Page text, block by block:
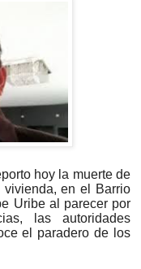
hoy la muerte de
en el Barrio
Uribe al parecer por
las autoridades
el paradero de los